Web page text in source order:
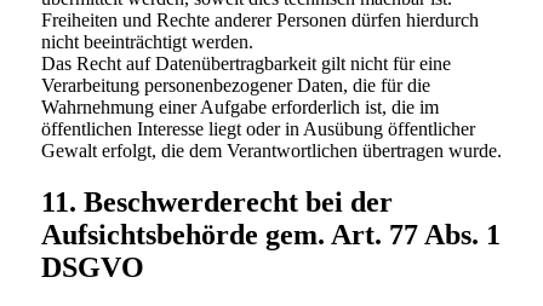
Freiheiten und Rechte anderer Personen dürfen hierdurch
nicht beeinträchtigt werden.
Das Recht auf Datenübertragbarkeit gilt nicht für eine
Verarbeitung personenbezogener Daten, die für die
Wahrnehmung einer Aufgabe erforderlich ist, die im
öffentlichen Interesse liegt oder in Ausübung öffentlicher
Gewalt erfolgt, die dem Verantwortlichen übertragen wurde.
11. Beschwerderecht bei der
Aufsichtsbehörde gem. Art. 77 Abs. 1
DSGVO